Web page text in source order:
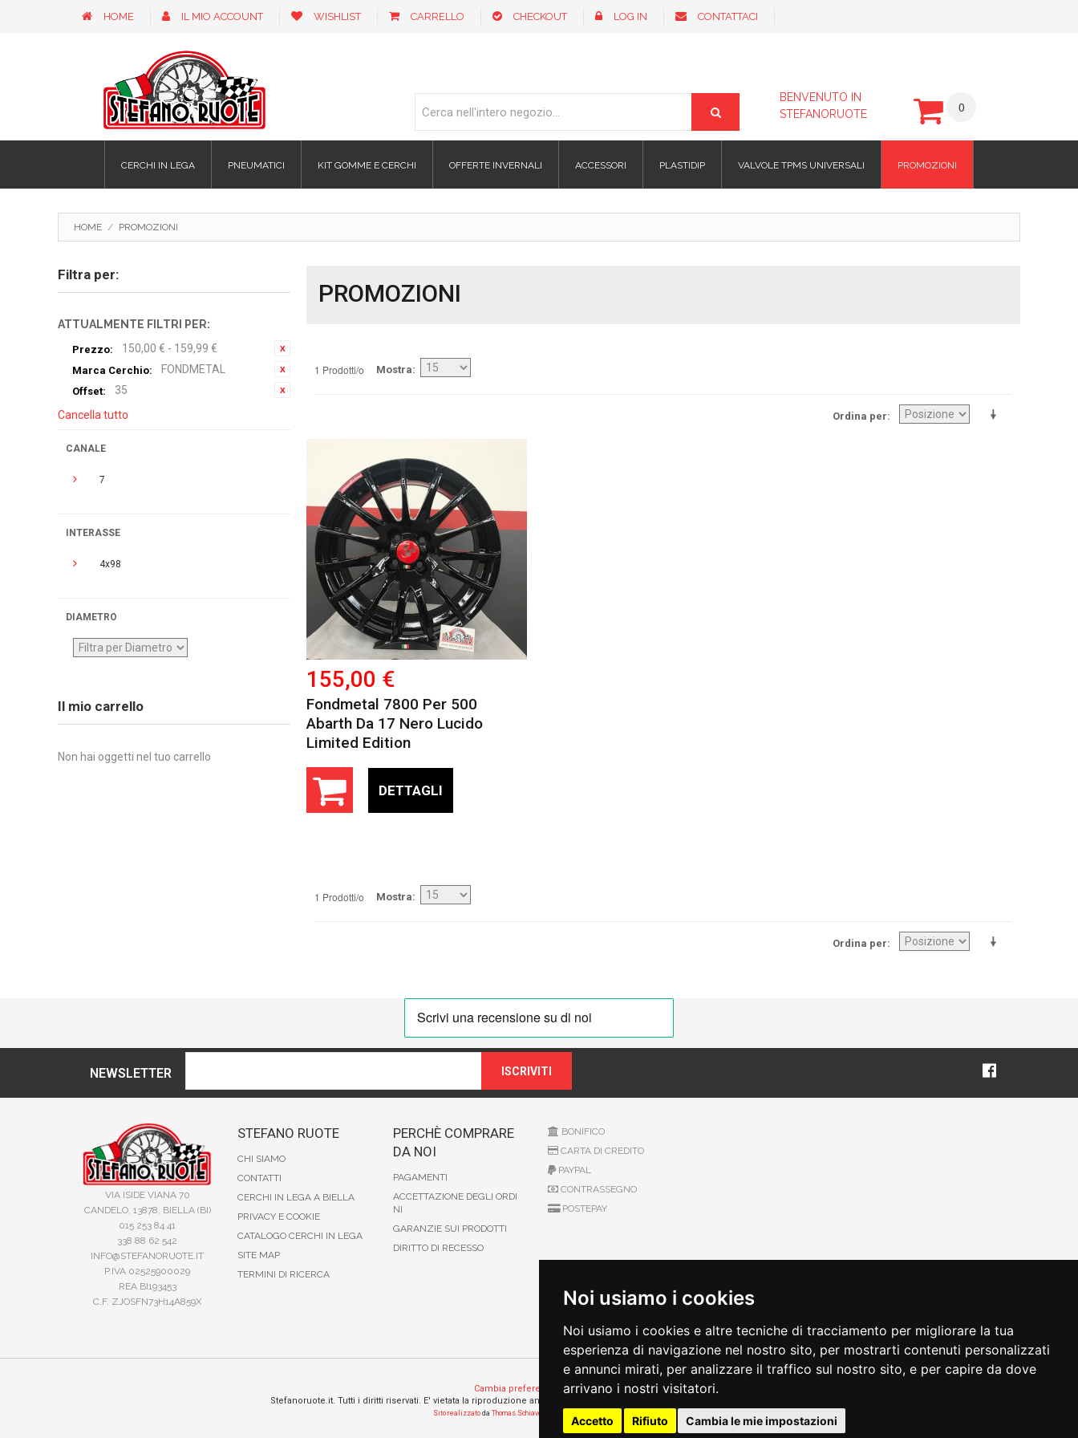
Noi usiamo i cookies
Noi usiamo i cookies e altre tecniche di tracciamento per migliorare la tua
esperienza di navigazione nel nostro sito, per mostrarti contenuti personalizzati
e annunci mirati, per analizzare il traffico sul nostro sito, e per capire da dove
arrivano i nostri visitatori.
Accetto Rifiuto Cambia le mie impostazioni
HOME IL MIO ACCOUNT WISHLIST CARRELLO CHECKOUT LOG IN CONTATTACI
BENVENUTO IN
STEFANORUOTE
0
CERCHI IN LEGA PNEUMATICI KIT GOMME E CERCHI OFFERTE INVERNALI ACCESSORI PLASTIDIP VALVOLE TPMS UNIVERSALI PROMOZIONI
HOME / PROMOZIONI
Filtra per:
ATTUALMENTE FILTRI PER:
Prezzo: 150,00 € - 159,99 €
Marca Cerchio: FONDMETAL
Offset:
35
Cancella tutto
CANALE
7
INTERASSE
4x98
DIAMETRO
PROMOZIONI
1 Prodotti/o Mostra
Ordina per
155,00 €
Fondmetal 7800 Per 500
Abarth Da 17 Nero Lucido
Limited Edition
DETTAGLI
1 Prodotti/o Mostra
Ordina per
Il mio carrello
Non hai oggetti nel tuo carrello
NEWSLETTER ISCRIVITI
VIA ISIDE VIANA 70
CANDELO, 13878, BIELLA (BI)
015 253 84 41
338 88 62 542
INFO@STEFANORUOTE.IT
P.IVA 02525900029
REA BI193453
C.F. ZJOSFN73H14A859X
STEFANO RUOTE
CHI SIAMO
CONTATTI
CERCHI IN LEGA A BIELLA
PRIVACY E COOKIE
CATALOGO CERCHI IN LEGA
SITE MAP
TERMINI DI RICERCA
PERCHÈ COMPRARE
DA NOI
PAGAMENTI
ACCETTAZIONE DEGLI ORDI
NI
GARANZIE SUI PRODOTTI
DIRITTO DI RECESSO
BONIFICO
CARTA DI CREDITO
PAYPAL
CONTRASSEGNO
POSTEPAY
Cambia preferenze sui cookie
Stefanoruote.it. Tutti i diritti riservati. E' vietata la riproduzione anche parziali. Prezzi e promozioni validi salvo errori o omissioni
Sito realizzato da Thomas Schiavello - Sviluppatore Software Biella